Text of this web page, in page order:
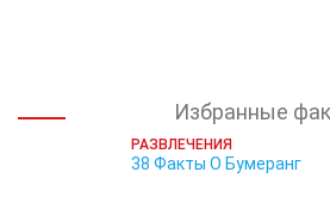
Избранные
РАЗВЛЕЧЕНИЯ
38 Факты О Бумеранг